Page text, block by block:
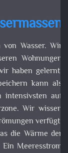
Wohnungen
gelernt,
kann als Luft.
auf unserer
auch, dass
D.h. wir
Äquatorzone in
recht
im
aus der Zeit
ich eher
geht mit